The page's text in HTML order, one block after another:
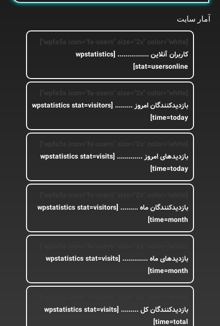
آمار سایت
کاربران آنلاین ................ [wpstatistics
stat=usersonline]
بازدیدکنندگان امروز ......... [wpstatistics stat=visitors
time=today]
بازدیدهای امروز ............. [wpstatistics stat=visits
time=today]
بازدیدکنندگان ماه ......... [wpstatistics stat=visitors
time=month]
بازدیدهای ماه ............. [wpstatistics stat=visits
time=month]
بازدیدکنندگان کل ......... [wpstatistics stat=visits
time=total]